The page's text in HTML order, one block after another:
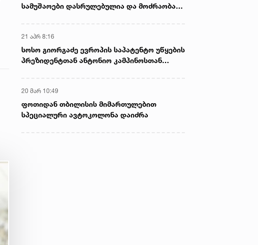
სამუშაოები დასრულებულია და მოძრაობა
21 აპრ 8:16
სოსო გიორგაძე ევროპის საპატენტო უწყების
პრეზიდენტთან ანტონიო კამპინოსთან
20 მარ 10:49
ფოთიდან თბილისის მიმართულებით
სპეციალური ავტოკოლონა დაიძრა